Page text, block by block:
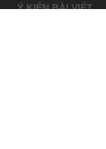
Ý KIẾN BÀI VIẾT